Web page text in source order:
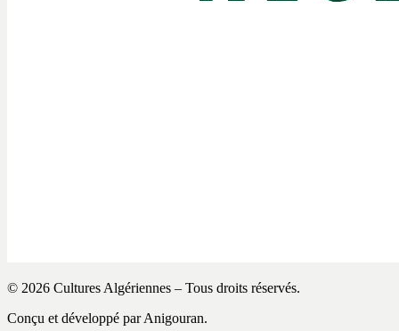
© 2026 Cultures Algériennes – Tous droits réservés.
Conçu et développé par Anigouran.